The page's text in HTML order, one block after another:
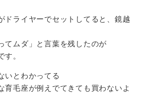
ライヤーでセットしてると、鏡越
てムダ」と言葉を残したのが
。
いとわかってる
毛座が例えでてきても買わないよ